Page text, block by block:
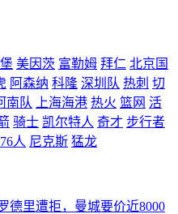
美因茨 富勒姆 拜仁 北京国
阿森纳 科隆 深圳队 热刺 切
南队 上海海港 热火 篮网 活
骑士 凯尔特人 奇才 步行者
76人 尼克斯 猛龙
德里遭拒，曼城要价近8000